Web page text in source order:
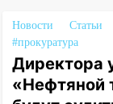
Новости
Статьи
#прокуратура
Директора
«Нефтяной